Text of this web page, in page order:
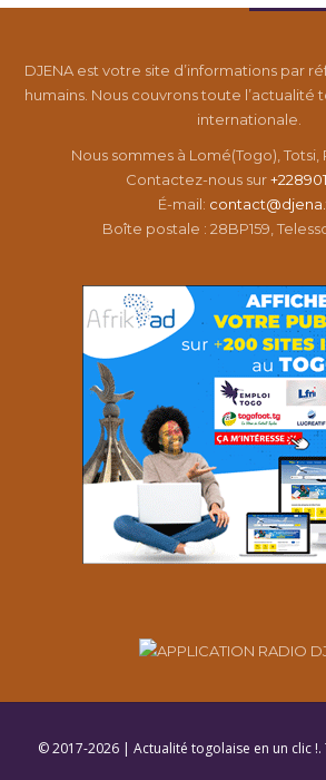
DJENA est votre site d’informations par
humains. Nous couvrons toute l’actualité
internationale.
Nous sommes à Lomé(Togo),
Contactez-nous sur
É-mail:
Boîte postale : 28BP159,
© 2017-2026 | Actualité togolaise en un clic !.